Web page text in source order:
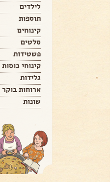
לילדים
תוספות
קינוחים
סלטים
פשטידות
קינוחי כוסות
גלידות
ארוחות בוקר
שונות